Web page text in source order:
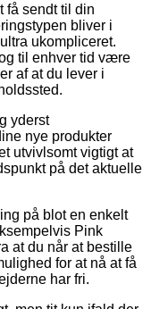
sendt til din
bliver i
ukompliceret.
til enhver tid være
af at du lever i
yderst
nye produkter
utvivlsomt vigtigt at
på det aktuelle
på blot en enkelt
Pink
at du når at bestille
for at nå at få
har fri.